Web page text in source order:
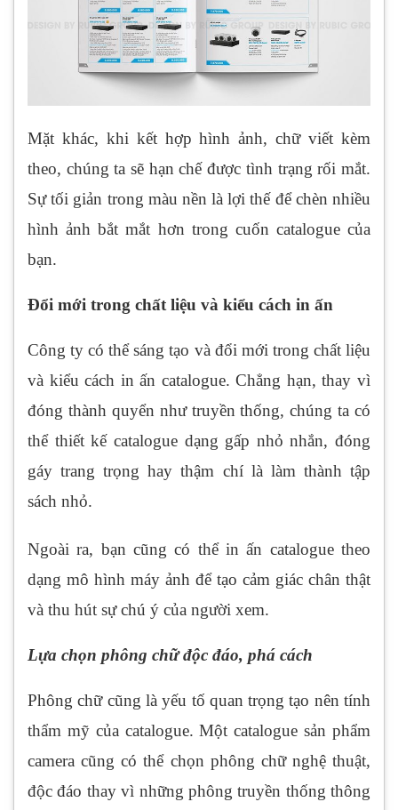
Mặt khác, khi kết hợp hình ảnh, chữ viết kèm
theo, chúng ta sẽ hạn chế được tình trạng rối mắt.
Sự tối giản trong màu nền là lợi thế để chèn nhiều
hình ảnh bắt mắt hơn trong cuốn catalogue của
bạn.
Đổi mới trong chất liệu và kiểu cách in ấn
Công ty có thể sáng tạo và đổi mới trong chất liệu
và kiểu cách in ấn catalogue. Chẳng hạn, thay vì
đóng thành quyển như truyền thống, chúng ta có
thể thiết kế catalogue dạng gấp nhỏ nhắn, đóng
gáy trang trọng hay thậm chí là làm thành tập
sách nhỏ.
Ngoài ra, bạn cũng có thể in ấn catalogue theo
dạng mô hình máy ảnh để tạo cảm giác chân thật
và thu hút sự chú ý của người xem.
Lựa chọn phông chữ độc đáo, phá cách
Phông chữ cũng là yếu tố quan trọng tạo nên tính
thẩm mỹ của catalogue. Một catalogue sản phẩm
camera cũng có thể chọn phông chữ nghệ thuật,
độc đáo thay vì những phông truyền thống thông